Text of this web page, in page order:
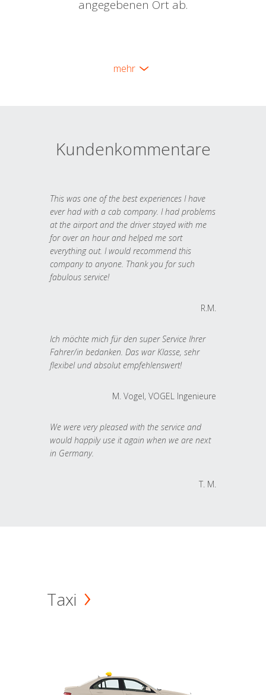
angegebenen Ort ab.
mehr
Kundenkommentare
This was one of the best experiences I have
ever had with a cab company. I had problems
at the airport and the driver stayed with me
for over an hour and helped me sort
everything out. I would recommend this
company to anyone. Thank you for such
fabulous service!
R.M.
Ich möchte mich für den super Service Ihrer
Fahrer/in bedanken. Das war Klasse, sehr
flexibel und absolut empfehlenswert!
M. Vogel, VOGEL Ingenieure
We were very pleased with the service and
would happily use it again when we are next
in Germany.
T. M.
Taxi